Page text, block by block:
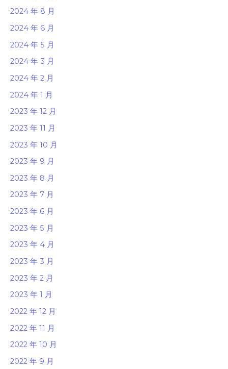
2024 年 8 月
2024 年 6 月
2024 年 5 月
2024 年 3 月
2024 年 2 月
2024 年 1 月
2023 年 12 月
2023 年 11 月
2023 年 10 月
2023 年 9 月
2023 年 8 月
2023 年 7 月
2023 年 6 月
2023 年 5 月
2023 年 4 月
2023 年 3 月
2023 年 2 月
2023 年 1 月
2022 年 12 月
2022 年 11 月
2022 年 10 月
2022 年 9 月